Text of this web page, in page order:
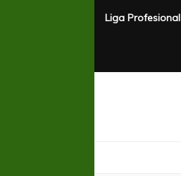
Liga Profesional